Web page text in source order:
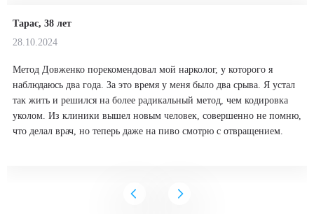
Тарас, 38 лет
28.10.2024
Метод Довженко порекомендовал мой нарколог, у которого я
наблюдаюсь два года. За это время у меня было два срыва. Я устал
так жить и решился на более радикальный метод, чем кодировка
уколом. Из клиники вышел новым человек, совершенно не помню,
что делал врач, но теперь даже на пиво смотрю с отвращением.